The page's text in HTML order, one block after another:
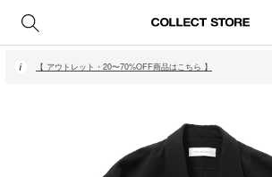
【 月〜金14時、土日祝12時までにご注文で当日発送・発送無休 】
【 アウトレット・20〜70%OFF商品はこちら 】
【 月〜金14時、土日祝12時までにご注文で当日発送・発送無休 】